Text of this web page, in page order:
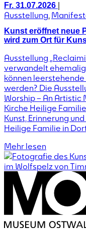
Fr. 31.07.2026 |
Ausstellung
Kunst eröffnet neue
wird zum Ort für
Ausstellung
verwandelt
können
werden? Die
Worship – An
Kirche Heilige
Kunst, Erinnerung
Heilige Familie in
Mehr lesen